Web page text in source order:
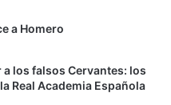
a Homero
a los falsos Cervantes: los
Real Academia Española